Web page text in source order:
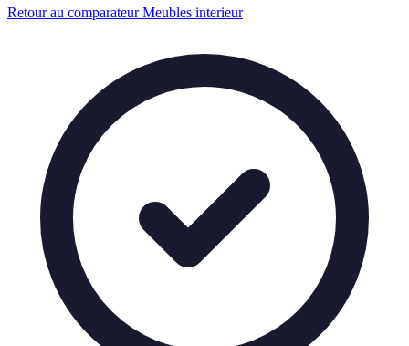
Retour au comparateur Meubles interieur